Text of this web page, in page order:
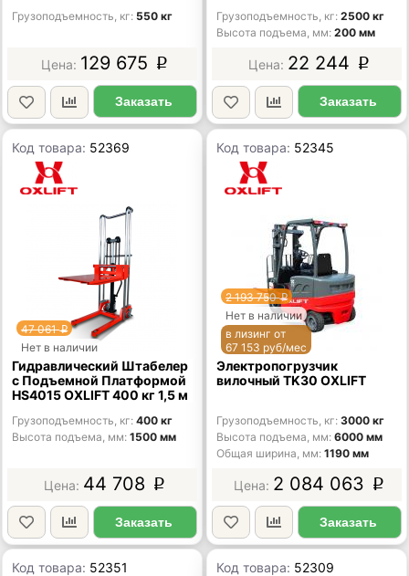
Грузоподъемность, кг 550 кг
129 675 p
Заказать
Грузоподъемность, кг 2500 кг
Высота подъема, мм 200 мм
22 244 p
Заказать
Код товара: 52369
47 061p
Нет в наличии
Гидравлический Штабелер
с Подъемной Платформой
HS4015 OXLIFT 400 кг 1,5 м
Грузоподъемность, кг 400 кг
Высота подъема, мм 1500 мм
44 708 p
Заказать
Код товара: 52345
2 193 750p
Нет в наличии
в лизинг от
67 153 руб/мес
Электропогрузчик
вилочный TK30 OXLIFT
Грузоподъемность, кг 3000 кг
Высота подъема, мм 6000 мм
Общая ширина, мм 1190 мм
2 084 063 p
Заказать
Код товара: 52351 Код товара: 52309